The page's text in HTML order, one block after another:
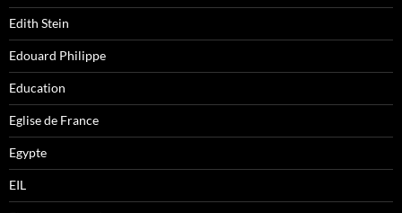
Edith Stein
Edouard Philippe
Education
Eglise de France
Egypte
EIL